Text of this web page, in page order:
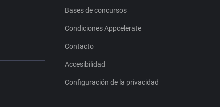
Bases de concursos
Condiciones Appcelerate
Contacto
Accesibilidad
Configuración de la privacidad